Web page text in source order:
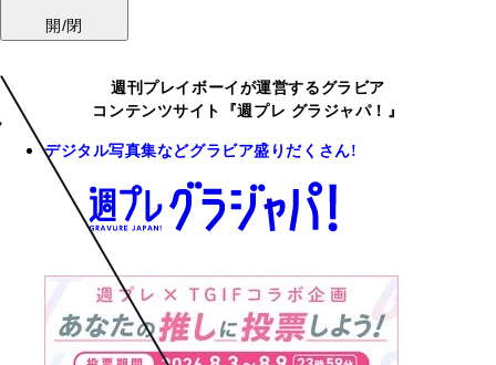
開/閉
週刊プレイボーイが運営するグラビア
コンテンツサイト『週プレ グラジャパ！』
デジタル写真集などグラビア盛りだくさん!